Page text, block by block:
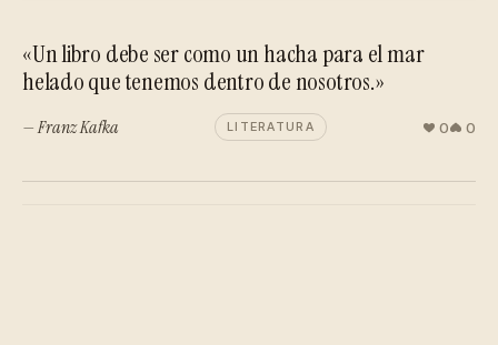
«Un libro debe ser como un hacha para el mar
helado que tenemos dentro de nosotros.»
— Franz Kafka LITERATURA 0 0